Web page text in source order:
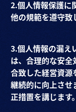
2.個人情報保護に
他の規範を遵守致
3.個人情報の漏え
は、合理的な安
合致した経営資源
継続的に向上させ
正措置を講じます。